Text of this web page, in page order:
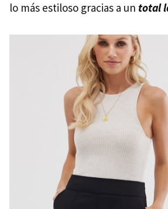
lo más estiloso gracias a un total